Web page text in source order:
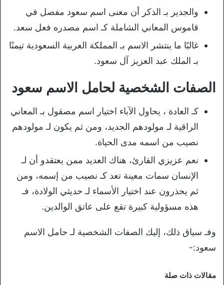
والجدير بـ الذكر أن معنى اسم سعود مفصل في
قاموس المعاني الشاملة كـ اسم مصدره فعل سعد.
غالبًا ما ينتشر الاسم بـ المملكة العربية السعودية تيمنًا
بـ الملك عبد العزيز آل سعود.
الصفات الشخصية لحامل الاسم سعود
كـ العادة ، يحاول الآباء اختيار اسم مصقول بـ المعاني
الراقية لـ مولودهم الجديد، ومن ثم يكون لـ مولودهم
نصيب من اسمه مدى الحياة.
نعم عزيزي القارئ، هناك العديد ممن يعتقدو أن لـ
الإنسان سمات معينة تعد كـ نصيب من إسمه، ومن
ثم يحذرون عند اختيار الأسماء لـ حديثي الولادة، فـ
هذه مسؤولية كبيرة تقع على عاتق الوالدين.
وفـ سياق ذلك، إليك الصفات الشخصية لـ حامل الاسم
سعود:-
مقالات ذات صلة